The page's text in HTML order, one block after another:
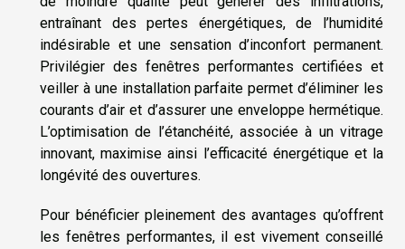
entraînant des pertes énergétiques, de l’humidité
indésirable et une sensation d’inconfort permanent.
Privilégier des fenêtres performantes certifiées et
veiller à une installation parfaite permet d’éliminer les
courants d’air et d’assurer une enveloppe hermétique.
L’optimisation de l’étanchéité, associée à un vitrage
innovant, maximise ainsi l’efficacité énergétique et la
longévité des ouvertures.
Pour bénéficier pleinement des avantages qu’offrent
les fenêtres performantes, il est vivement conseillé